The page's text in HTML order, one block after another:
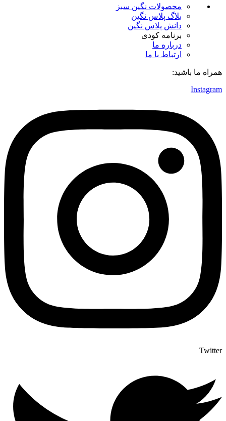
محصولات نگین سبز
بلاگ پلاس نگین
دانش پلاس نگین
برنامه کودی
درباره ما
ارتباط با ما
همراه ما باشید:
Instagram
Twitter